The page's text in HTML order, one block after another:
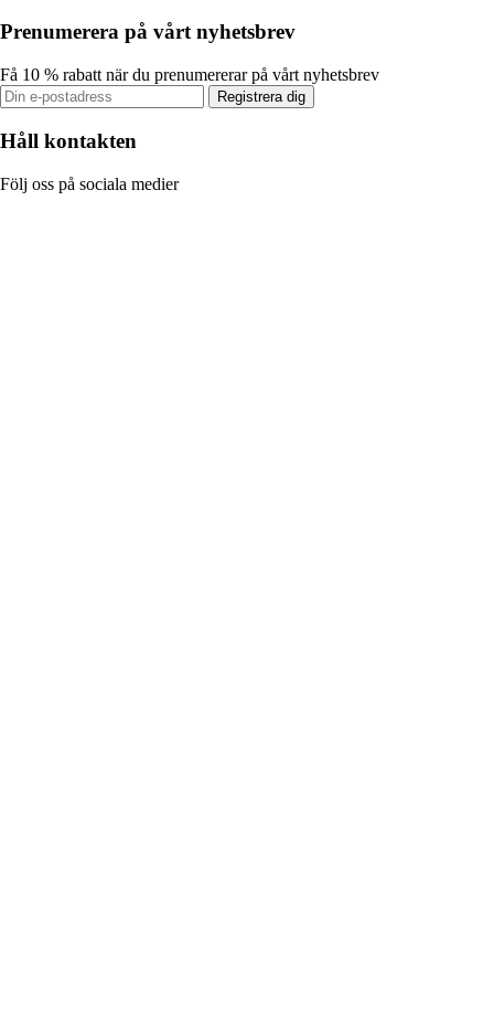
Prenumerera på vårt nyhetsbrev
Få 10 % rabatt när du prenumererar på vårt nyhetsbrev
Registrera dig
Håll kontakten
Följ oss på sociala medier